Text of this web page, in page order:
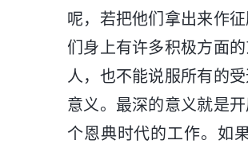
呢，若把他们拿出来作
们身上有许多积极方面
人，也不能说服所有的
意义。最深的意义就是
个恩典时代的工作。如